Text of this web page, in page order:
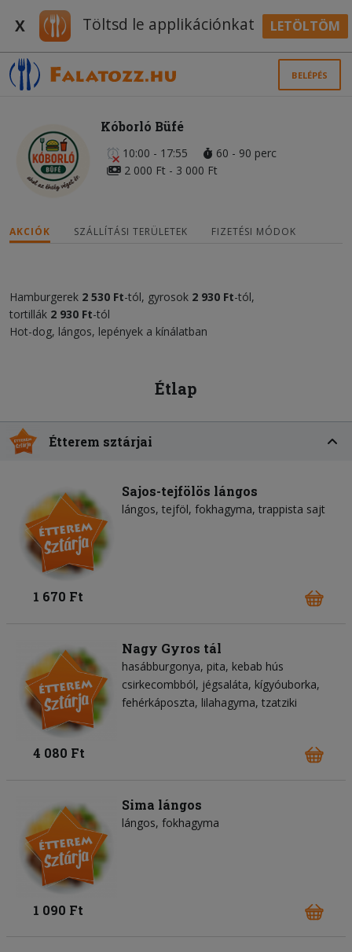
X Töltsd le applikációnkat LETÖLTÖM
BELÉPÉS
Kóborló Büfé
10:00 - 17:55
60 - 90 perc
2 000 Ft - 3 000 Ft
AKCIÓK SZÁLLÍTÁSI TERÜLETEK FIZETÉSI MÓDOK
Hamburgerek 2 530 Ft-tól, gyrosok 2 930 Ft-tól,
tortillák 2 930 Ft-tól
Hot-dog, lángos, lepények a kínálatban
Étlap
Étterem sztárjai
Sajos-tejfölös lángos
lángos tejföl fokhagyma trappista sajt
1 670 Ft
Nagy Gyros tál
hasábburgonya pita kebab hús
csirkecombból jégsaláta kígyóuborka
fehérkáposzta lilahagyma tzatziki
4 080 Ft
Sima lángos
lángos fokhagyma
1 090 Ft